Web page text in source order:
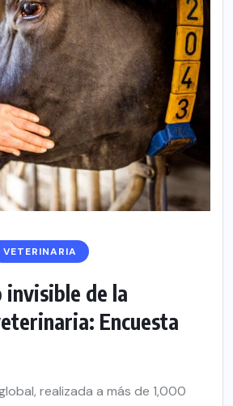
VETERINARIA
invisible de la
Encuesta
realizada a más de 1,000